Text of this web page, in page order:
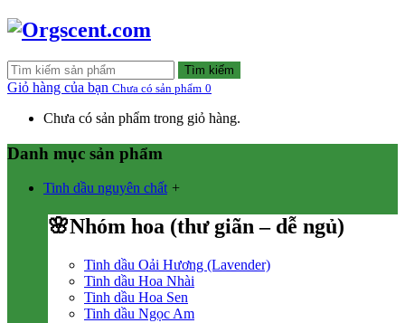
Tìm kiếm
Giỏ hàng của bạn Chưa có sản phẩm 0
Chưa có sản phẩm trong giỏ hàng.
Danh mục sản phẩm
Tinh dầu nguyên chất +
🌸Nhóm hoa (thư giãn – dễ ngủ)
Tinh dầu Oải Hương (Lavender)
Tinh dầu Hoa Nhài
Tinh dầu Hoa Sen
Tinh dầu Ngọc Am